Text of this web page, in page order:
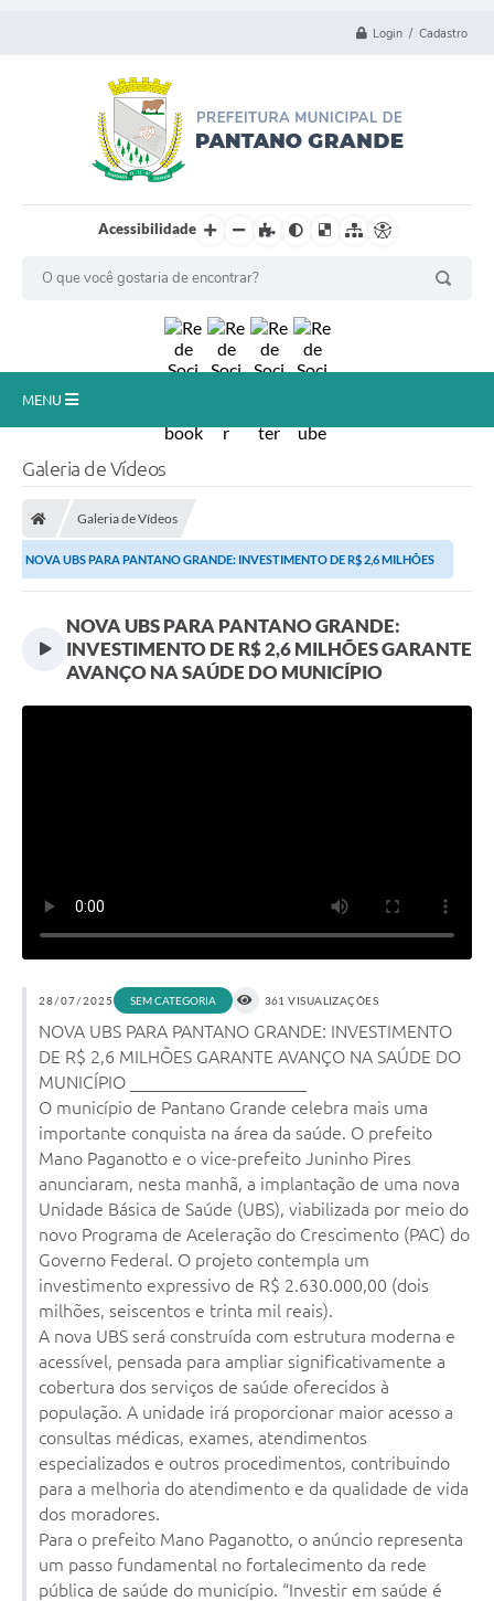
Login / Cadastro
Acessibilidade
MENU
Publicações / Transparência
Secretarias
Ouvidoria
Expocal, Festa do Cavalo e o Relincho da Canção Nativa
Arquivos para Download
Notícias
Turismo
Contas Públicas
Legislação
Editais
Telefones Úteis
Agenda
Diário Oficial
Galeria de Vídeos
Galeria de Vídeos
NOVA UBS PARA PANTANO GRANDE: INVESTIMENTO DE R$ 2,6 MILHÕES
NOVA UBS PARA PANTANO GRANDE:
INVESTIMENTO DE R$ 2,6 MILHÕES GARANTE
AVANÇO NA SAÚDE DO MUNICÍPIO
28/07/2025 SEM CATEGORIA 361 VISUALIZAÇÕES
NOVA UBS PARA PANTANO GRANDE: INVESTIMENTO
DE R$ 2,6 MILHÕES GARANTE AVANÇO NA SAÚDE DO
MUNICÍPIO ____________________
O município de Pantano Grande celebra mais uma
importante conquista na área da saúde. O prefeito
Mano Paganotto e o vice-prefeito Juninho Pires
anunciaram, nesta manhã, a implantação de uma nova
Unidade Básica de Saúde (UBS), viabilizada por meio do
novo Programa de Aceleração do Crescimento (PAC) do
Governo Federal. O projeto contempla um
investimento expressivo de R$ 2.630.000,00 (dois
milhões, seiscentos e trinta mil reais).
A nova UBS será construída com estrutura moderna e
acessível, pensada para ampliar significativamente a
cobertura dos serviços de saúde oferecidos à
população. A unidade irá proporcionar maior acesso a
consultas médicas, exames, atendimentos
especializados e outros procedimentos, contribuindo
para a melhoria do atendimento e da qualidade de vida
dos moradores.
Para o prefeito Mano Paganotto, o anúncio representa
um passo fundamental no fortalecimento da rede
pública de saúde do município. “Investir em saúde é